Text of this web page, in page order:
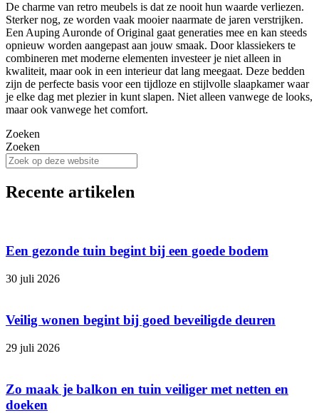
De charme van retro meubels is dat ze nooit hun waarde verliezen.
Sterker nog, ze worden vaak mooier naarmate de jaren verstrijken.
Een Auping Auronde of Original gaat generaties mee en kan steeds
opnieuw worden aangepast aan jouw smaak. Door klassiekers te
combineren met moderne elementen investeer je niet alleen in
kwaliteit, maar ook in een interieur dat lang meegaat. Deze bedden
zijn de perfecte basis voor een tijdloze en stijlvolle slaapkamer waar
je elke dag met plezier in kunt slapen. Niet alleen vanwege de looks,
maar ook vanwege het comfort.
Zoeken
Zoeken
Recente artikelen
Een gezonde tuin begint bij een goede bodem
30 juli 2026
Veilig wonen begint bij goed beveiligde deuren
29 juli 2026
Zo maak je balkon en tuin veiliger met netten en
doeken